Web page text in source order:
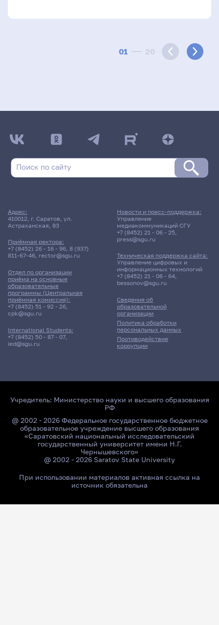
01 20
Адрес:
410012, г. Саратов, ул.
Астраханская, 83
Приёмная ректора:
+7 (8452) 26 - 16 - 96, 8 (937)
811-67-46, rector@sgu.ru
Отдел по организации
приёма на основные
образовательные
программы (Центральная
приёмная комиссия):
+7 (8452) 51 - 92 - 26,
cpk@sgu.ru
International Students:
+7 (8452) 50 - 87 - 07,
ied@sgu.ru
Сведения об
образовательной
организации
Политика обработки
персональных данных
Противодействие
коррупции
Новости и пресс-поддержка:
Управление
медиакоммуникаций СГУ
+7 (8452) 21 - 06 - 25,
press@sgu.ru
Техническая поддержка сайта:
Управление цифровых и
информационных технологий
+7 (8452) 21 - 06 - 64,
bessonov@sgu.ru
Учредитель: Министерство науки и высшего образования
РФ
@ 2002 - 2026 Федеральное государственное бюджетное
образовательное учреждение высшего образования
«Саратовский национальный исследовательский
государственный университет имени Н.Г.
Чернышевского»
@ 2002 - 2026 Saratov State University
При использовании материалов активная ссылка на
источник обязательна